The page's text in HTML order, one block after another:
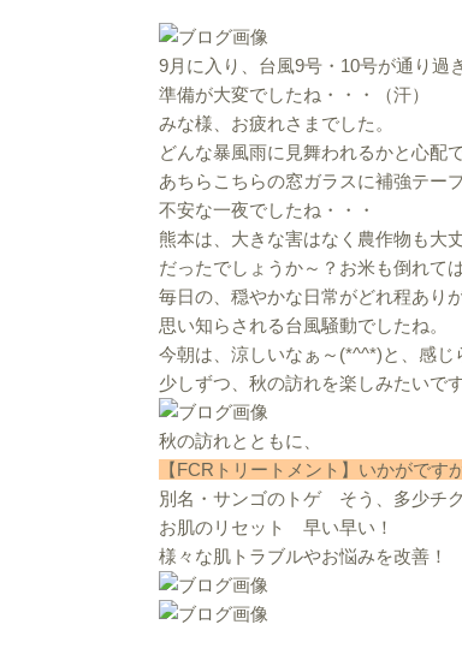
9月に入り、台風9号・10号が通り過
準備が大変でしたね・・・（汗）
みな様、お疲れさまでした。
どんな暴風雨に見舞われるかと心配
あちらこちらの窓ガラスに補強テー
不安な一夜でしたね・・・
熊本は、大きな害はなく農作物も大
だったでしょうか～？お米も倒れて
毎日の、穏やかな日常がどれ程あり
思い知らされる台風騒動でしたね。
今朝は、涼しいなぁ～(*^^*)と、感じ
少しずつ、秋の訪れを楽しみたいで
秋の訪れとともに、
【FCRトリートメント】いかがです
別名・サンゴのトゲ そう、多少チ
お肌のリセット 早い早い！
様々な肌トラブルやお悩みを改善！